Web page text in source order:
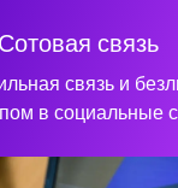
Сотовая связь
связь и
в социальные